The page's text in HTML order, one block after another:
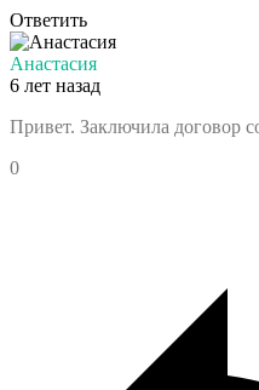
Ответить
Анастасия
6 лет назад
Привет. Заключила договор
0